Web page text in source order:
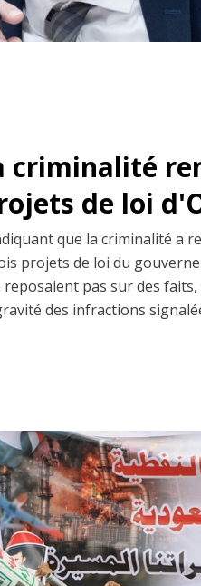
criminalité
de loi
que la criminalité a
projets de loi du
pas sur des
des infractions